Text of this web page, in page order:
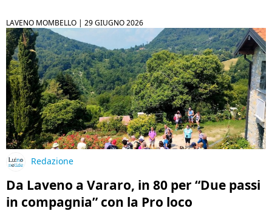
LAVENO MOMBELLO | 29 GIUGNO 2026
Redazione
Da Laveno a Vararo, in 80 per “Due passi
in compagnia” con la Pro loco